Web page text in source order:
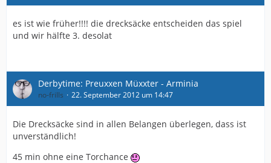
es ist wie früher!!!! die drecksäcke entscheiden das spiel
und wir hälfte 3. desolat
Derbytime: Preuxxen Müxxter - Arminia
no-frills 22. September 2012 um 14:47
Die Drecksäcke sind in allen Belangen überlegen, dass ist
unverständlich!
45 min ohne eine Torchance